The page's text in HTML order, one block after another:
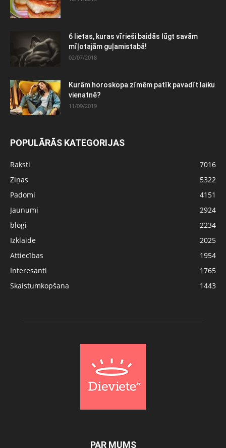
6 lietas, kuras vīrieši baidās lūgt savām
mīļotajām guļamistabā!
02/07/2018
Kurām horoskopa zīmēm patīk pavadīt laiku
vienatnē?
11/09/2019
POPULĀRĀS KATEGORIJAS
Raksti
7016
Ziņas
5322
Padomi
4151
Jaunumi
2924
blogi
2234
Izklaide
2025
Attiecības
1954
Interesanti
1765
Skaistumkopšana
1443
PAR MUMS